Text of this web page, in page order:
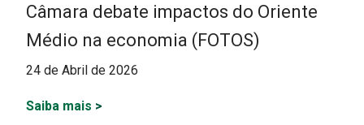
Câmara debate impactos do Oriente
Médio na economia (FOTOS)
24 de Abril de 2026
Saiba mais >